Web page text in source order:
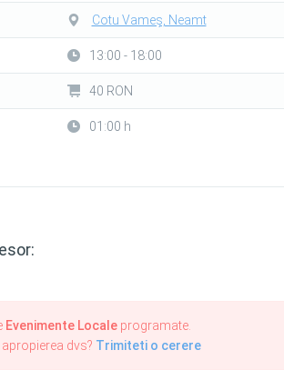
Cotu Vameș, Neamt
13:00 - 18:00
40 RON
01:00 h
Evenimente Localeprogramate.
dvs? Trimiteti o cerere